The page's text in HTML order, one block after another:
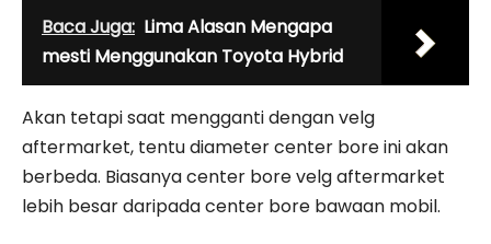
Baca Juga: Lima Alasan Mengapa
mesti Menggunakan Toyota Hybrid
Akan tetapi saat mengganti dengan velg
aftermarket, tentu diameter center bore ini akan
berbeda. Biasanya center bore velg aftermarket
lebih besar daripada center bore bawaan mobil.